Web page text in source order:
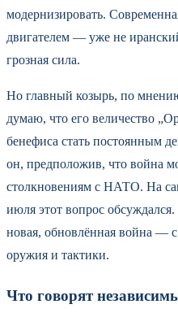
модернизировать.
двигателем — уже не
грозная сила.
Но главный козырь, по
думаю, что его величество
бенефиса стать постоянным
он, предположив, что война
столкновениям с НАТО. На
июля этот вопрос
новая, обновлённая война —
оружия и тактики.
Что говорят